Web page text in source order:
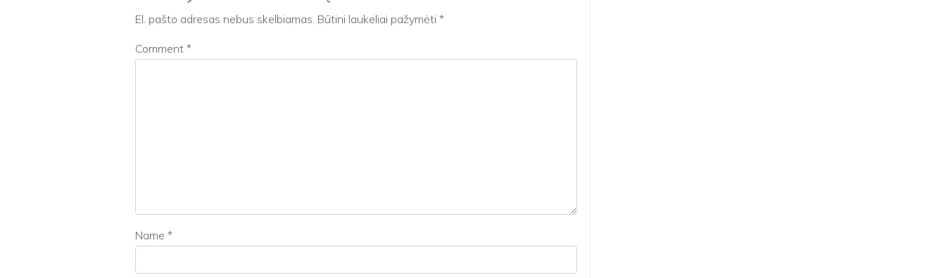
El. pašto adresas nebus skelbiamas. Būtini laukeliai pažymėti *
Comment *
Name *